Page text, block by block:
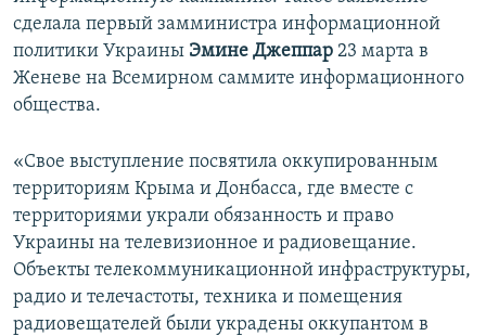
КРЫМ.НЕПОКОРЕННЫЙ
ELIFBE
УКРАИНСКАЯ ПРОБЛЕМА КРЫМА
сделала первый замминистра информационной
политики Украины Эмине Джеппар 23 марта в
Женеве на Всемирном саммите информационного
общества.
«Свое выступление посвятила оккупированным
территориям Крыма и Донбасса, где вместе с
территориями украли обязанность и право
Украины на телевизионное и радиовещание.
Объекты телекоммуникационной инфраструктуры,
радио и телечастоты, техника и помещения
радиовещателей были украдены оккупантом в